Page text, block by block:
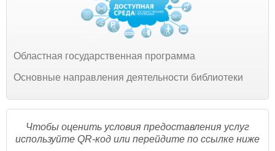
Областная государственная программа
Основные направления деятельности библиотеки
Чтобы оценить условия предоставления услуг
используйте QR-код или перейдите по ссылке ниже